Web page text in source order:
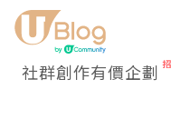
社群創作有價企劃